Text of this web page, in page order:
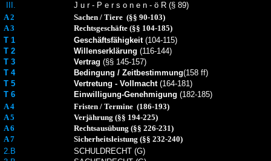
III.
J u r - P e r s o n e n - ö R (§ 89)
A 2
A 3
Sachen / Tiere (§§ 90-103)
Rechtsgeschäfte (§§ 104-185)
T 1
T 2
T 3
T 4
T 5
T 6
Geschäftsfähigkeit(104-115)
Willenserklärung (116-144)
Vertrag (§§ 145-157)
Bedingung / Zeitbestimmung(158 ff)
Vertretung - Vollmacht(164-181)
Einwilligung-Genehmigung (182-185)
A 4
A 5
A 6
A 7
Fristen / Termine (186-193)
Verjährung (§§ 194-225)
Rechtsausübung (§§ 226-231)
Sicherheitsleistung (§§ 232-240)
2.B
SCHULDRECHT (G)